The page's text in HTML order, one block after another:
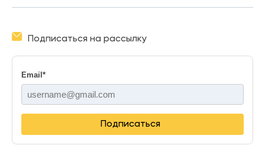
Подписаться на рассылку
Email *
Подписаться